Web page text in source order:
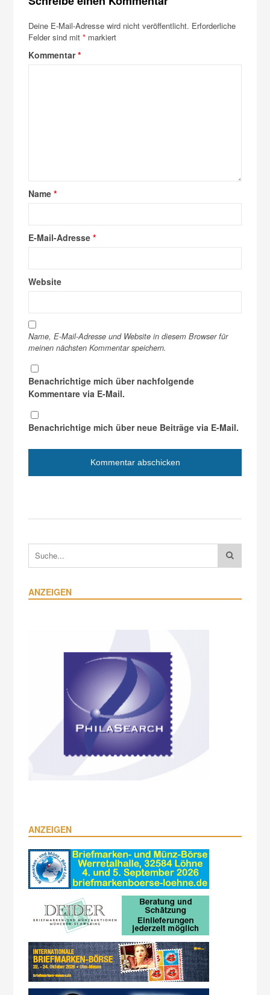
Deine E-Mail-Adresse wird nicht veröffentlicht. Erforderliche
Felder sind mit* markiert
Kommentar*
Name*
E-Mail-Adresse*
Website
Name, E-Mail-Adresse und Website in diesem Browser für
meinen nächsten Kommentar speichern.
Benachrichtige mich über nachfolgende
Kommentare via E-Mail.
Benachrichtige mich über neue Beiträge via E-Mail.
ANZEIGEN
ANZEIGEN